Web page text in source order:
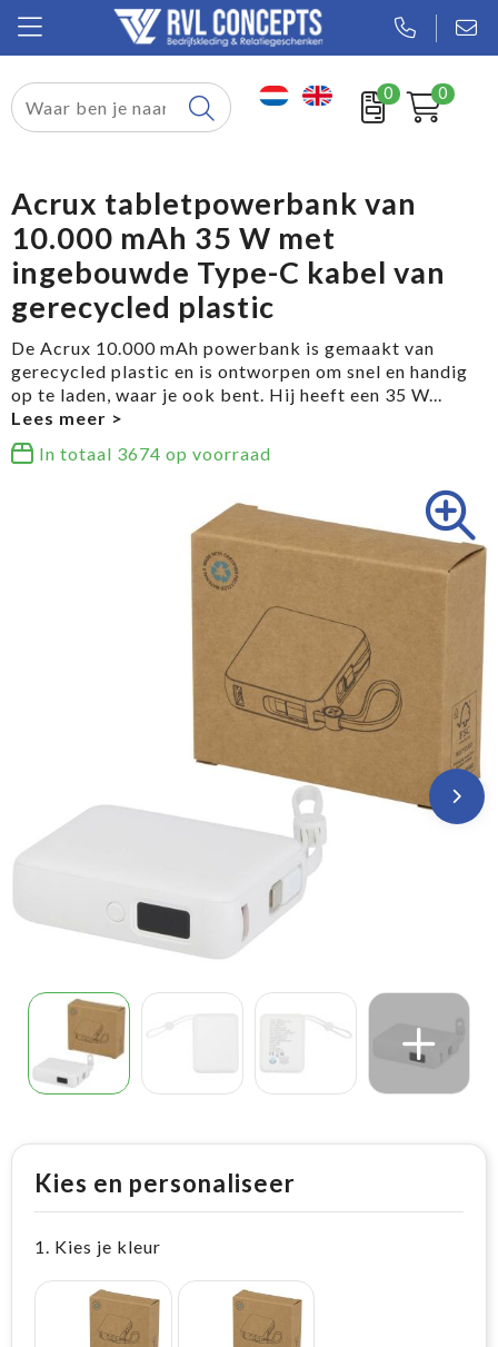
0 0
Relatiegeschenken
Tassen
Sport
Acrux tabletpowerbank van
10.000 mAh 35 W met
ingebouwde Type-C kabel van
gerecycled plastic
De Acrux 10.000 mAh powerbank is gemaakt van
gerecycled plastic en is ontworpen om snel en handig
op te laden, waar je ook bent. Hij heeft een 35 W...
In totaal 3674 op voorraad
Kies en personaliseer
1. Kies je kleur